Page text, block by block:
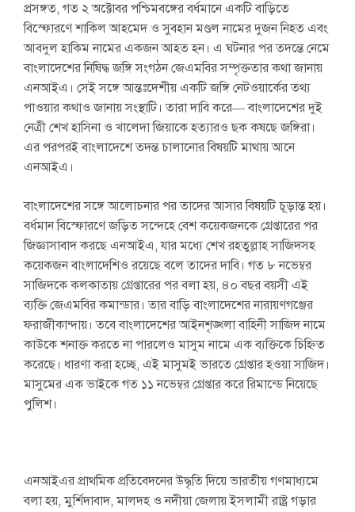
প্রসঙ্গত, গত ২ অক্টোবর পশ্চিমবঙ্গের বর্ধমানে একটি বাড়িতে
বিস্ফোরণে শাকিল আহমেদ ও সুবহান মণ্ডল নামের দুজন নিহত এবং
আবদুল হাকিম নামের একজন আহত হন। এ ঘটনার পর তদন্তে নেমে
বাংলাদেশের নিষিদ্ধ জঙ্গি সংগঠন জেএমবির সম্পৃক্ততার কথা জানায়
এনআইএ। সেই সঙ্গে আন্তঃদেশীয় একটি জঙ্গি নেটওয়ার্কের তথ্য
পাওয়ার কথাও জানায় সংস্থাটি। তারা দাবি করে— বাংলাদেশের দুই
নেত্রী শেখ হাসিনা ও খালেদা জিয়াকে হত্যারও ছক কষছে জঙ্গিরা।
এর পরপরই বাংলাদেশে তদন্ত চালানোর বিষয়টি মাথায় আনে
এনআইএ।
বাংলাদেশের সঙ্গে আলোচনার পর তাদের আসার বিষয়টি চূড়ান্ত হয়।
বর্ধমান বিস্ফোরণে জড়িত সন্দেহে বেশ কয়েকজনকে গ্রেপ্তারের পর
জিজ্ঞাসাবাদ করছে এনআইএ, যার মধ্যে শেখ রহতুল্লাহ সাজিদসহ
কয়েকজন বাংলাদেশিও রয়েছে বলে তাদের দাবি। গত ৮ নভেম্বর
সাজিদকে কলকাতায় গ্রেপ্তারের পর বলা হয়, ৪০ বছর বয়সী এই
ব্যক্তি জেএমবির কমান্ডার। তার বাড়ি বাংলাদেশের নারায়ণগঞ্জের
ফরাজীকান্দায়। তবে বাংলাদেশের আইনশৃঙ্খলা বাহিনী সাজিদ নামে
কাউকে শনাক্ত করতে না পারলেও মাসুম নামে এক ব্যক্তিকে চিহ্নিত
করেছে। ধারণা করা হচ্ছে, এই মাসুমই ভারতে গ্রেপ্তার হওয়া সাজিদ।
মাসুমের এক ভাইকে গত ১১ নভেম্বর গ্রেপ্তার করে রিমান্ডে নিয়েছে
পুলিশ।
এনআইএর প্রাথমিক প্রতিবেদনের উদ্ধৃতি দিয়ে ভারতীয় গণমাধ্যমে
বলা হয়, মুর্শিদাবাদ, মালদহ ও নদীয়া জেলায় ইসলামী রাষ্ট্র গড়ার